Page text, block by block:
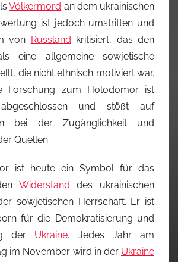
Völkermord an dem ukrainischen
ist jedoch umstritten und
von Russland kritisiert, das den
eine allgemeine sowjetische
die nicht ethnisch motiviert war.
Forschung zum Holodomor ist
und stößt auf
bei der Zugänglichkeit und
Quellen.
ist heute ein Symbol für das
Widerstand des ukrainischen
sowjetischen Herrschaft. Er ist
für die Demokratisierung und
der Ukraine. Jedes Jahr am
im November wird in der Ukraine